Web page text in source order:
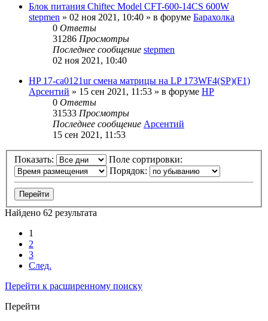
Блок питания Chiftec Model CFT-600-14CS 600W
stepmen » 02 ноя 2021, 10:40 » в форуме Барахолка
0 Ответы
31286 Просмотры
Последнее сообщение stepmen
02 ноя 2021, 10:40
HP 17-ca0121ur смена матрицы на LP 173WF4(SP)(F1)
Арсентий » 15 сен 2021, 11:53 » в форуме HP
0 Ответы
31533 Просмотры
Последнее сообщение Арсентий
15 сен 2021, 11:53
Показать:
Поле сортировки:
Порядок:
Найдено 62 результата
1
2
3
След.
Перейти к расширенному поиску
Перейти